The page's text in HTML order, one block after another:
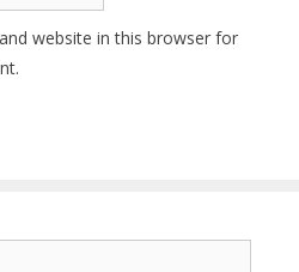
website in this browser for